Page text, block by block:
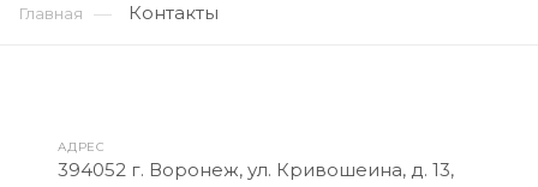
Главная — Контакты
АДРЕС
394052 г. Воронеж, ул. Кривошеина, д. 13,